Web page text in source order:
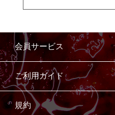
会員サービス
ご利用ガイド
規約